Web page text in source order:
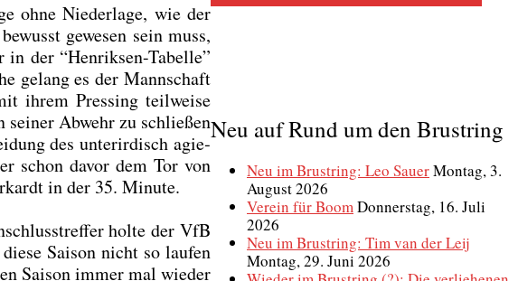
ohne Nie­der­la­ge, wie der
gewe­sen sein muss,
in der “Hen­rik­sen-Tabel­le”
gelang es der Mann­schaft
ihrem Pres­sing teil­wei­se
Abwehr zu schlie­ßen
des unter­ir­disch agie­
schon davor dem Tor von
in der 35. Minu­te.
hol­te der VfB
Sai­son nicht so lau­fen
Sai­son immer mal wie­der
Neu auf Rund um den Brustring
Neu im Brustring: Leo SauerMontag, 3.
August 2026
Verein für Boom Donnerstag, 16. Juli
2026
Neu im Brustring: Tim van der Leij
Montag, 29. Juni 2026